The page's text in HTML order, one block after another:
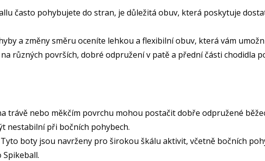
často pohybujete do stran, je důležitá obuv, která poskytuje
a změny směru oceníte lehkou a flexibilní obuv, která vám
různých površích, dobré odpružení v patě a přední části chodidla
trávě nebo měkčím povrchu mohou postačit dobře odpružené
nestabilní při bočních pohybech.
Tyto boty jsou navrženy pro širokou škálu aktivit, včetně bočních